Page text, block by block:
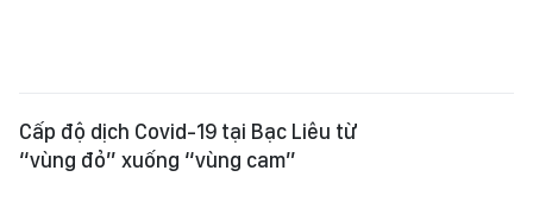
Cấp độ dịch Covid-19 tại Bạc Liêu từ
“vùng đỏ” xuống “vùng cam”